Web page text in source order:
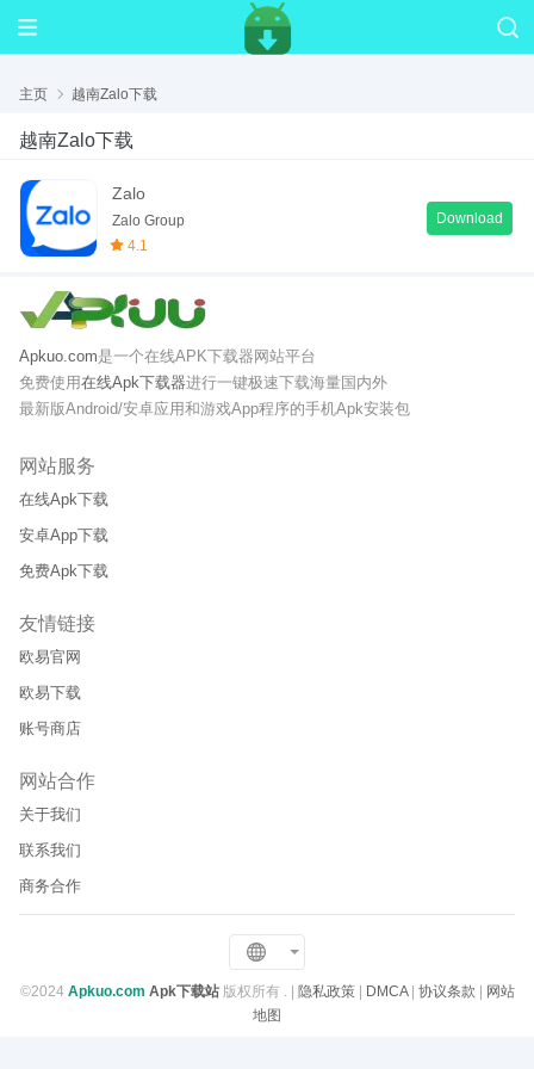
主页 越南Zalo下载
越南Zalo下载
Zalo
Zalo Group
4.1
Download
Apkuo.com是一个在线APK下载器网站平台
免费使用在线Apk下载器进行一键极速下载海量国内外
最新版Android/安卓应用和游戏App程序的手机Apk安装包
网站服务
在线Apk下载
安卓App下载
免费Apk下载
友情链接
欧易官网
欧易下载
账号商店
网站合作
关于我们
联系我们
商务合作
©2024 Apkuo.com Apk下载站版权所有 . 隐私政策| DMCA| 协议条款
网站
地图